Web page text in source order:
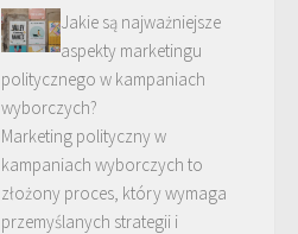
Jakie są najważniejsze
aspekty marketingu
politycznego w kampaniach
wyborczych?
Marketing polityczny w
kampaniach wyborczych to
złożony proces, który wymaga
przemyślanych strategii i